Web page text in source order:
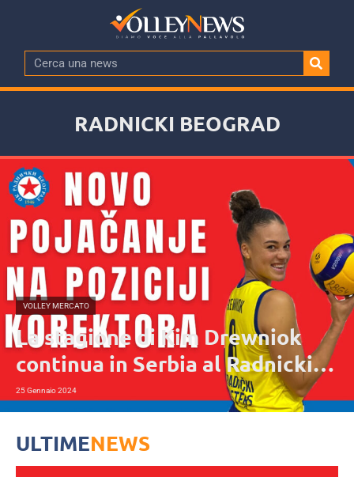
RADNICKI BEOGRAD
VOLLEY MERCATO
La stagione di Kim Drewniok
continua in Serbia al Radnicki
Beograd
25 Gennaio 2024
ULTIMENEWS